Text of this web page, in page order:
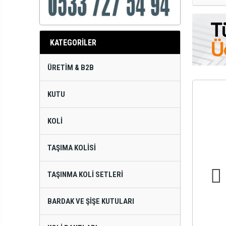
KATEGORİLER
ÜRETIM & B2B
KUTU
KOLI
TAŞIMA KOLISI
TAŞINMA KOLI SETLERI
BARDAK VE ŞIŞE KUTULARI